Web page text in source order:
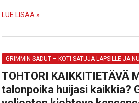
LUE LISÄÄ »
GRIMMIN SADUT – KOTI-SATUJA LAPSILLE JA
TOHTORI KAIKKITIETÄVÄ
talonpoika huijasi kaikkia?